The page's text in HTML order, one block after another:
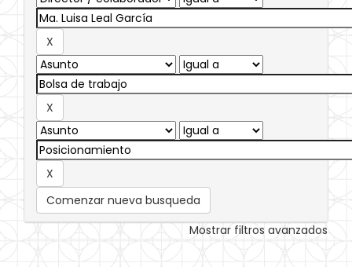
Comenzar nueva busqueda
Mostrar filtros avanzados